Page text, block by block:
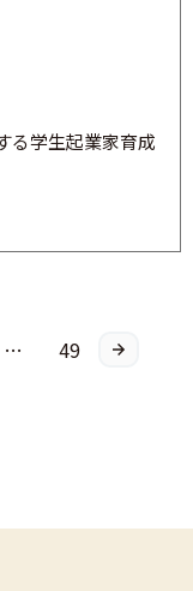
る学生起業家育成
… 49